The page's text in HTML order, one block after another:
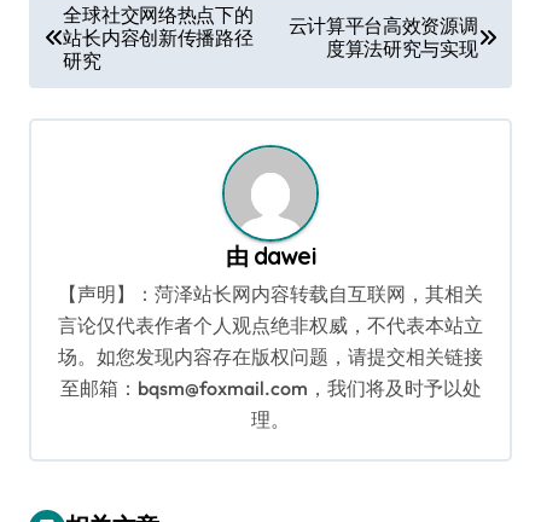
章
导
航
全球社交网络热点下的
站长内容创新传播路径
研究
云计算平台高效资源调
度算法研究与实现
由 dawei
【声明】：菏泽站长网内容转载自互联网，其相关
言论仅代表作者个人观点绝非权威，不代表本站立
场。如您发现内容存在版权问题，请提交相关链接
至邮箱：bqsm@foxmail.com，我们将及时予以处
理。